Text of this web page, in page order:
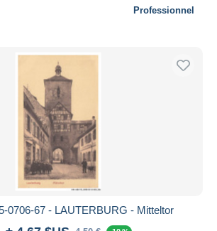
Professionnel
0706-67 - LAUTERBURG - Mitteltor